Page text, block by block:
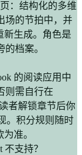
：结构化的多维
场的节拍中，并
新生成。角色是
档案。
的阅读应用中
则需自行在
者解锁章节后你
。积分规则随时
准。
不支持？